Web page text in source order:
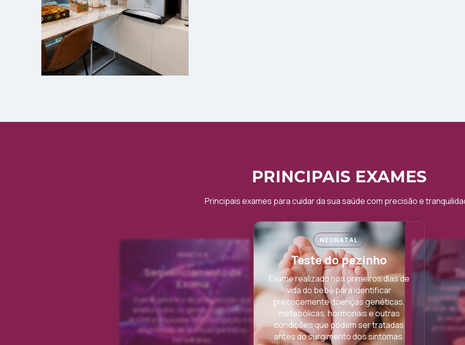
PRINCIPAIS EXAMES
Principais exames para cuidar da sua saúde com precisão e
NEONATAL
Teste do pezinho
Exame realizado nos primeiros dias de
vida do bebê para identificar
precocemente doenças genéticas,
metabólicas, hormonais e outras
condições que podem ser tratadas
antes do surgimento dos sintomas.
análise de
às
GENÉTICA
Sequenciamento de
Exoma
Exame genético de alta precisão que
analisa todos os genes codificadores
do DNA para auxiliar na investigação e no
diagnóstico de doenças genéticas
hereditárias.